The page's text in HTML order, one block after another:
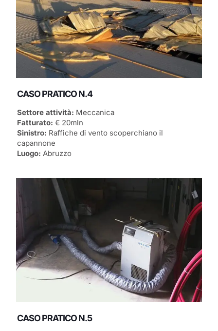
CASO PRATICO N.4
Settore attività: Meccanica
Fatturato: € 20mln
Sinistro: Raffiche di vento scoperchiano il
capannone
Luogo: Abruzzo
CASO PRATICO N.5